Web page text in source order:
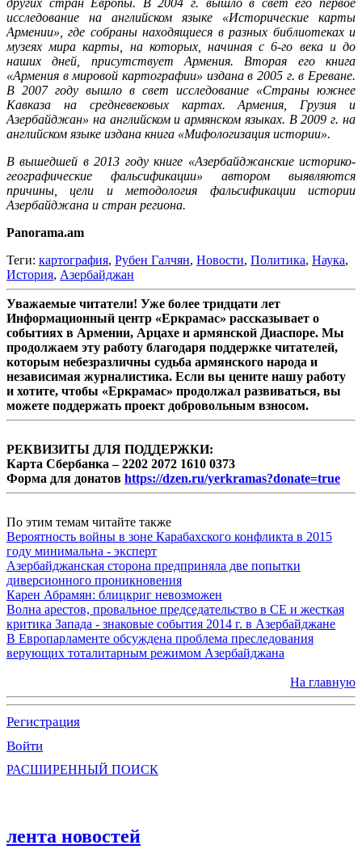
исследование на английском языке «Исторические карты
Армении», где собраны находящиеся в разных библиотеках и
музеях мира карты, на которых, начиная с 6-го века и до
наших дней, присутствует Армения. Вторая его книга
«Армения в мировой картографии» издана в 2005 г. в Ереване.
В 2007 году вышло в свет исследование «Страны южнее
Кавказа на средневековых картах. Армения, Грузия и
Азербайджан» на английском и армянском языках. В 2009 г. на
английском языке издана книга «Мифологизация истории».
В вышедшей в 2013 году книге «Азербайджанские историко-
географические фальсификации» автором выявляются
причины, цели и методология фальсификации истории
Азербайджана и стран региона.
Panorama.am
Теги: картография, Рубен Галчян, Новости, Политика, Наука,
История, Азербайджан
Уважаемые читатели! Уже более тридцати лет
Информационный центр «Еркрамас» рассказывает о
событиях в Армении, Арцахе и армянской Диаспоре. Мы
продолжаем эту работу благодаря поддержке читателей,
которым небезразличны судьба армянского народа и
независимая журналистика. Если вы цените нашу работу
и хотите, чтобы «Еркрамас» продолжал развиваться, вы
можете поддержать проект добровольным взносом.
РЕКВИЗИТЫ ДЛЯ ПОДДЕРЖКИ:
Карта Сбербанка – 2202 2072 1610 0373
Форма для донатов https://dzen.ru/yerkramas?donate=true
По этим темам читайте также
Вероятность войны в зоне Карабахского конфликта в 2015
году минимальна - эксперт
Азербайджанская сторона предприняла две попытки
диверсионного проникновения
Карен Абрамян: блицкриг невозможен
Волна арестов, провальное председательство в СЕ и жесткая
критика Запада - знаковые события 2014 г. в Азербайджане
В Европарламенте обсуждена проблема преследования
верующих тоталитарным режимом Азербайджана
На главную
Регистрация
Войти
РАСШИРЕННЫЙ ПОИСК
лента новостей